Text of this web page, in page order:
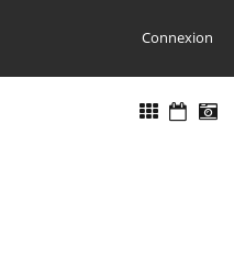
Connexion